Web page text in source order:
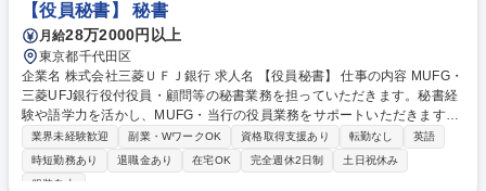
プ会社と英語でのメールやり取りの可能性有 募集職種 【事務業務】～グ
ローバル株式データ集計および法令報告書作成業務～
【役員秘書】 秘書
月給28万2000円以上
東京都千代田区
企業名 株式会社三菱ＵＦＪ銀行 求人名 【役員秘書】 仕事の内容 MUFG・
三菱UFJ銀行役付役員・顧問等の秘書業務を担っていただきます。秘書経
験や語学力を活かし、MUFG・当行の役員業務をサポートいただきます。
【詳細】 ■MUFG・三菱UFJ銀行役付役員・顧問等の秘書業務（各種スケ
ジュール調整・管理、出張手配、各種会議調整、慶弔対応、接待贈答、経
費処理、電話・メール対応、訪日外国人を含む来客接遇等） ■関係部署の
業界未経験歓迎 副業・WワークOK 資格取得支援あり 転勤なし
英語
時短勤務あり
退職金あり 在宅OK 完全週休2日制
土日祝休み
服装自由